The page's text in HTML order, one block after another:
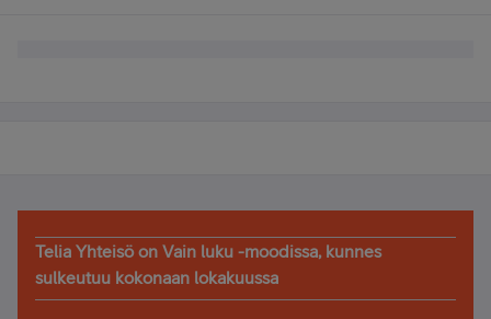
Telia Yhteisö on Vain luku -moodissa, kunnes
sulkeutuu kokonaan lokakuussa